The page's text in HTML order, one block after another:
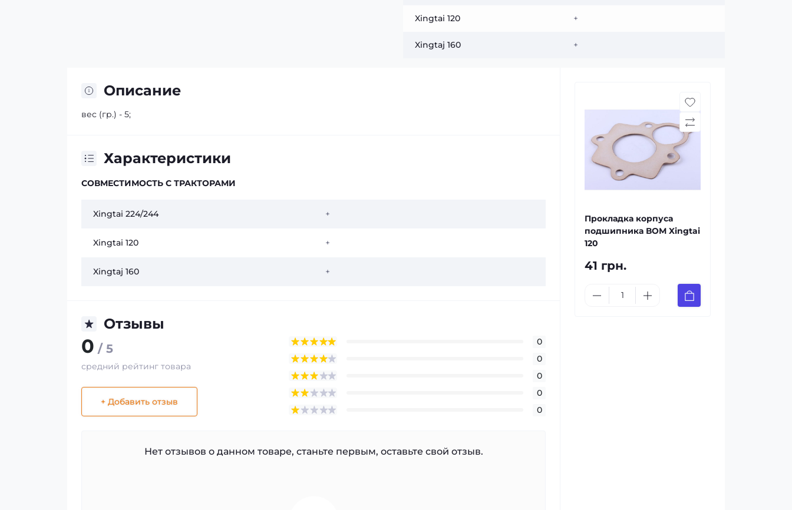
Xingtai 120 +
Xingtaj 160 +
Описание
вес (гр.) - 5;
Характеристики
СОВМЕСТИМОСТЬ С ТРАКТОРАМИ
Xingtai 224/244 +
Xingtai 120 +
Xingtaj 160 +
Отзывы
0 / 5
средний рейтинг товара
+ Добавить отзыв
0
0
0
0
0
Нет отзывов о данном товаре, станьте первым, оставьте свой отзыв.
Прокладка корпуса
подшипника ВОМ Xingtai
120
41 грн.